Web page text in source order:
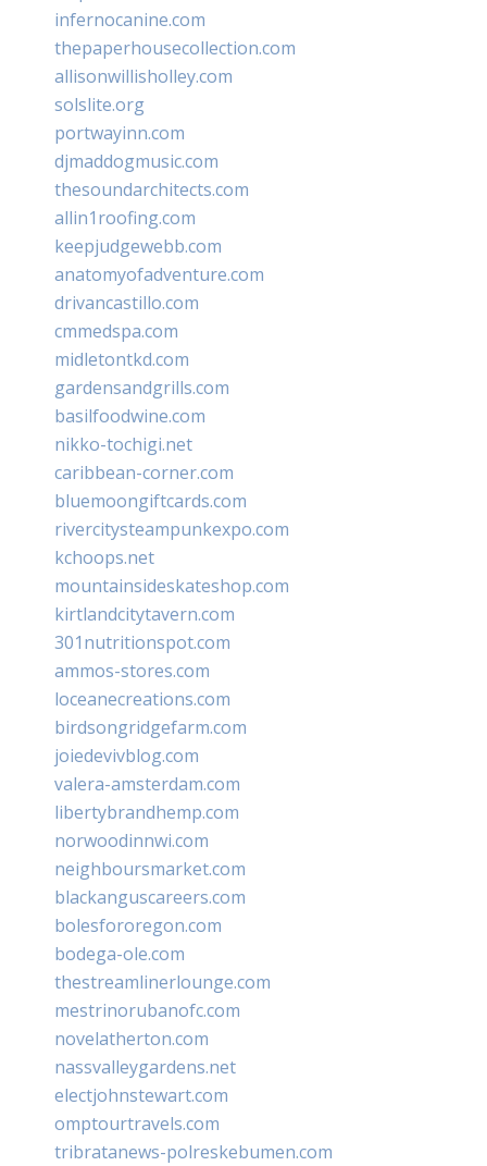
infernocanine.com
thepaperhousecollection.com
allisonwillisholley.com
solslite.org
portwayinn.com
djmaddogmusic.com
thesoundarchitects.com
allin1roofing.com
keepjudgewebb.com
anatomyofadventure.com
drivancastillo.com
cmmedspa.com
midletontkd.com
gardensandgrills.com
basilfoodwine.com
nikko-tochigi.net
caribbean-corner.com
bluemoongiftcards.com
rivercitysteampunkexpo.com
kchoops.net
mountainsideskateshop.com
kirtlandcitytavern.com
301nutritionspot.com
ammos-stores.com
loceanecreations.com
birdsongridgefarm.com
joiedevivblog.com
valera-amsterdam.com
libertybrandhemp.com
norwoodinnwi.com
neighboursmarket.com
blackanguscareers.com
bolesfororegon.com
bodega-ole.com
thestreamlinerlounge.com
mestrinorubanofc.com
novelatherton.com
nassvalleygardens.net
electjohnstewart.com
omptourtravels.com
tribratanews-polreskebumen.com